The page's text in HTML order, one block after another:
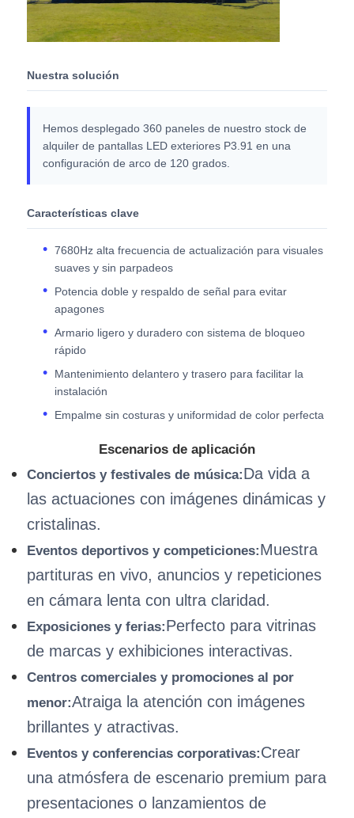
Nuestra solución
Hemos desplegado 360 paneles de nuestro stock de
alquiler de pantallas LED exteriores P3.91 en una
configuración de arco de 120 grados.
Características clave
7680Hz alta frecuencia de actualización para visuales
suaves y sin parpadeos
Potencia doble y respaldo de señal para evitar
apagones
Armario ligero y duradero con sistema de bloqueo
rápido
Mantenimiento delantero y trasero para facilitar la
instalación
Empalme sin costuras y uniformidad de color perfecta
Escenarios de aplicación
Conciertos y festivales de música:Da vida a
las actuaciones con imágenes dinámicas y
cristalinas.
Eventos deportivos y competiciones:Muestra
partituras en vivo, anuncios y repeticiones
en cámara lenta con ultra claridad.
Exposiciones y ferias:Perfecto para vitrinas
de marcas y exhibiciones interactivas.
Centros comerciales y promociones al por
menor:Atraiga la atención con imágenes
brillantes y atractivas.
Eventos y conferencias corporativas:Crear
una atmósfera de escenario premium para
presentaciones o lanzamientos de